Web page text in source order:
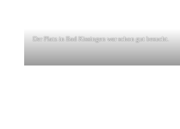
Der Platz in Bad Kissingen war schon gut besucht.